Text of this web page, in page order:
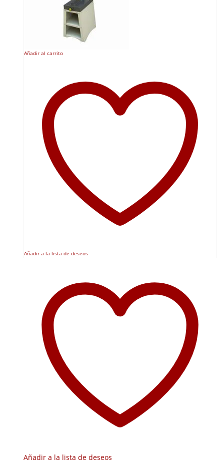
Añadir al carrito
Añadir a la lista de deseos
Añadir a la lista de deseos